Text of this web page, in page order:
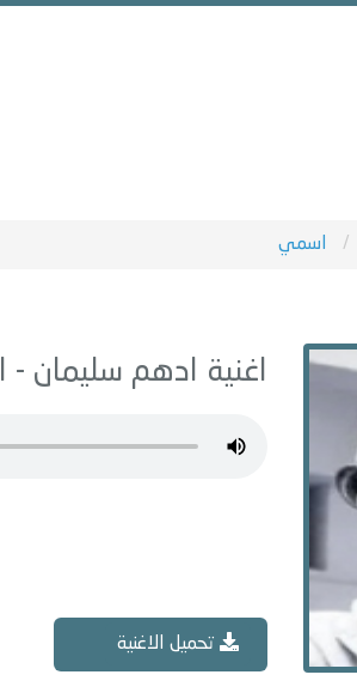
اسمي
اغنية ادهم سليمان -
تحميل الاغنية